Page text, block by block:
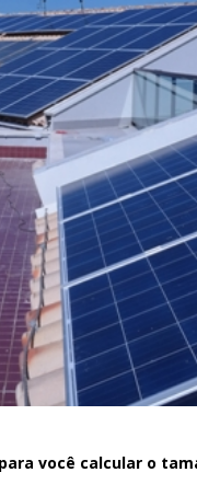
você calcular o